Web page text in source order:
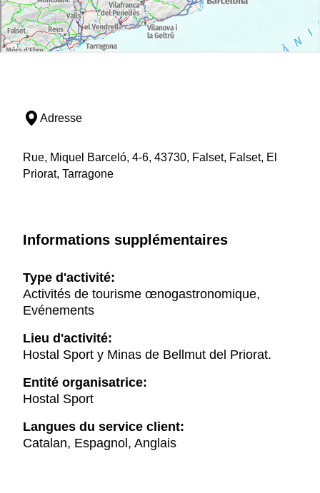
Adresse
Rue, Miquel Barceló, 4-6, 43730, Falset, Falset, El
Priorat, Tarragone
Informations supplémentaires
Type d'activité:
Activités de tourisme œnogastronomique,
Evénements
Lieu d'activité:
Hostal Sport y Minas de Bellmut del Priorat.
Entité organisatrice:
Hostal Sport
Langues du service client:
Catalan, Espagnol, Anglais